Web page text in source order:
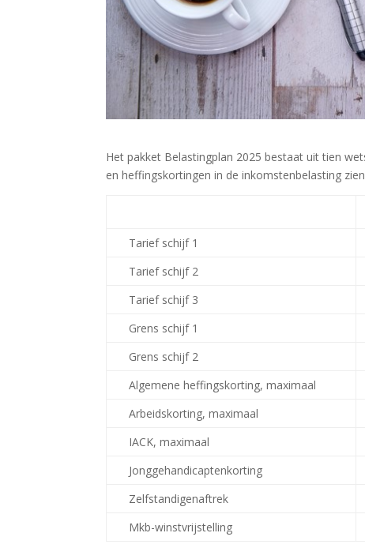
Het pakket Belastingplan 2025 bestaat uit tien
en heffingskortingen in de inkomstenbelasting
Tarief schijf 1
Tarief schijf 2
Tarief schijf 3
Grens schijf 1
Grens schijf 2
Algemene heffingskorting, maximaal
Arbeidskorting, maximaal
IACK, maximaal
Jonggehandicaptenkorting
Zelfstandigenaftrek
Mkb-winstvrijstelling